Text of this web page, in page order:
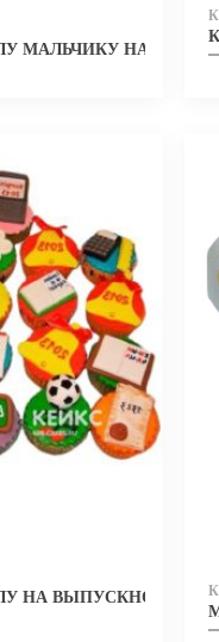
МАЛЬЧИКУ НА
НА ВЫПУСКНОЙ 18